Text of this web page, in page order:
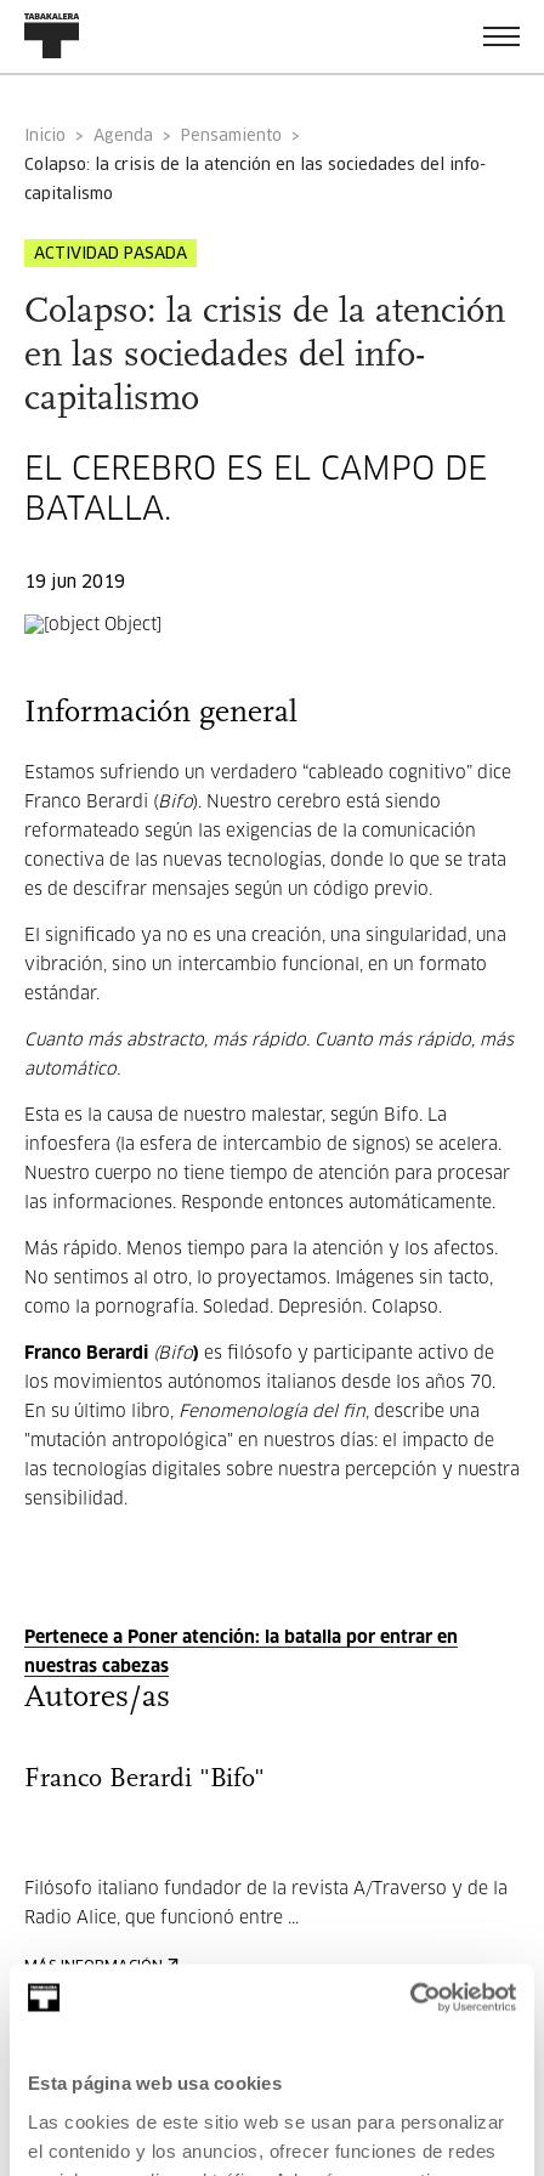
Esta página web usa cookies
Las cookies de este sitio web se usan para personalizar
el contenido y los anuncios, ofrecer funciones de redes
Inicio Agenda
Pensamiento
colapso: la crisis de la atención en las sociedades del info-
capitalismo
ACTIVIDAD PASADA
Colapso: la crisis de la atención
en las sociedades del info-
capitalismo
EL CEREBRO ES EL CAMPO DE
BATALLA.
19 jun 2019
Información general
Estamos sufriendo un verdadero “cableado cognitivo” dice
Franco Berardi (Bifo). Nuestro cerebro está siendo
reformateado según las exigencias de la comunicación
conectiva de las nuevas tecnologías, donde lo que se trata
es de descifrar mensajes según un código previo.
El significado ya no es una creación, una singularidad, una
vibración, sino un intercambio funcional, en un formato
estándar.
Cuanto más abstracto, más rápido. Cuanto más rápido, más
automático.
Esta es la causa de nuestro malestar, según Bifo. La
infoesfera (la esfera de intercambio de signos) se acelera.
Nuestro cuerpo no tiene tiempo de atención para procesar
las informaciones. Responde entonces automáticamente.
Más rápido. Menos tiempo para la atención y los afectos.
No sentimos al otro, lo proyectamos. Imágenes sin tacto,
como la pornografía. Soledad. Depresión. Colapso.
Franco Berardi (Bifo) es filósofo y participante activo de
los movimientos autónomos italianos desde los años 70.
En su último libro, Fenomenología del fin, describe una
"mutación antropológica" en nuestros días: el impacto de
las tecnologías digitales sobre nuestra percepción y nuestra
sensibilidad.
Pertenece a Poner atención: la batalla por entrar en
nuestras cabezas
Autores/as
Franco Berardi "Bifo"
Filósofo italiano fundador de la revista A/Traverso y de la
Radio Alice, que funcionó entre ...
MÁS INFORMACIÓN
Invitados/as
Franco Berardi "Bifo"